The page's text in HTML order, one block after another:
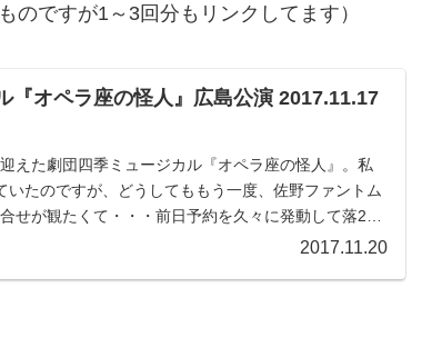
のですが1～3回分もリンクしてます）
『オペラ座の怪人』広島公演 2017.11.17
えた劇団四季ミュージカル『オペラ座の怪人』。私
いたのですが、どうしてももう一度、佐野ファントム
せが観たくて・・・前日予約を久々に発動して落2日
2017.11.20